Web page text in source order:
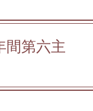
間第六主